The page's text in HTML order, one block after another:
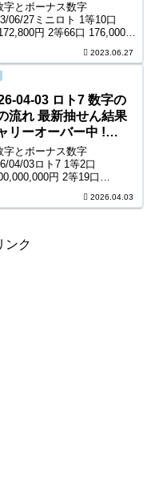
字とボーナス数字
06/27ミニロト 1等10口
円 2等66口 176,000円
円 ＊抽せんの結果は最
に発売元の発表のものと照
下...
2023.06.27
04-03 ロト7 数字の
流れ 最新抽せん結果
リーオーバー中 !
円
字とボーナス数字
04/03ロト7 1等2口
円 2等19口
10,104口 5,300円 5等134,547
2026.04.03
ンク